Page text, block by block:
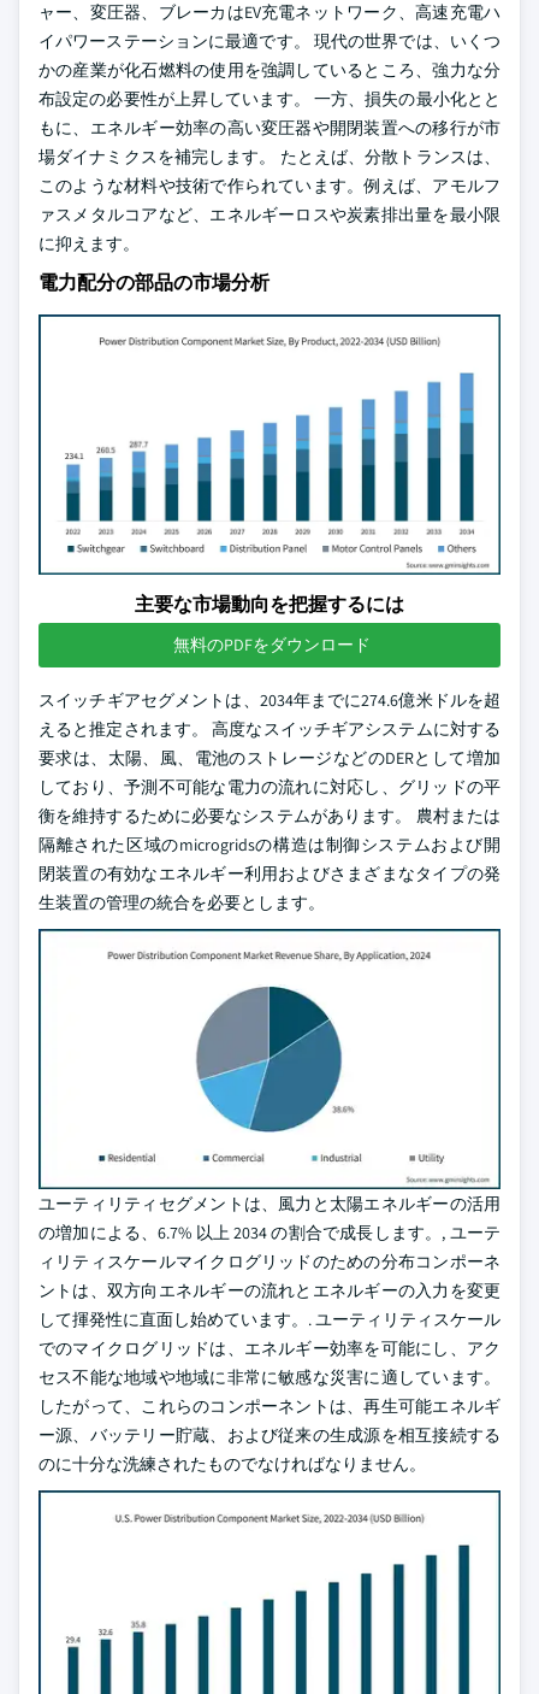
ャー、変圧器、ブレーカはEV充電ネットワーク、高速充電ハ
イパワーステーションに最適です。 現代の世界では、いくつ
かの産業が化石燃料の使用を強調しているところ、強力な分
布設定の必要性が上昇しています。 一方、損失の最小化とと
もに、エネルギー効率の高い変圧器や開閉装置への移行が市
場ダイナミクスを補完します。 たとえば、分散トランスは、
このような材料や技術で作られています。例えば、アモルフ
ァスメタルコアなど、エネルギーロスや炭素排出量を最小限
に抑えます。
電力配分の部品の市場分析
主要な市場動向を把握するには
無料のPDFをダウンロード
スイッチギアセグメントは、2034年までに274.6億米ドルを超
えると推定されます。 高度なスイッチギアシステムに対する
要求は、太陽、風、電池のストレージなどのDERとして増加
しており、予測不可能な電力の流れに対応し、グリッドの平
衡を維持するために必要なシステムがあります。 農村または
隔離された区域のmicrogridsの構造は制御システムおよび開
閉装置の有効なエネルギー利用およびさまざまなタイプの発
生装置の管理の統合を必要とします。
ユーティリティセグメントは、風力と太陽エネルギーの活用
の増加による、6.7% 以上 2034 の割合で成長します。, ユーテ
ィリティスケールマイクログリッドのための分布コンポーネ
ントは、双方向エネルギーの流れとエネルギーの入力を変更
して揮発性に直面し始めています。. ユーティリティスケール
でのマイクログリッドは、エネルギー効率を可能にし、アク
セス不能な地域や地域に非常に敏感な災害に適しています。
したがって、これらのコンポーネントは、再生可能エネルギ
ー源、バッテリー貯蔵、および従来の生成源を相互接続する
のに十分な洗練されたものでなければなりません。